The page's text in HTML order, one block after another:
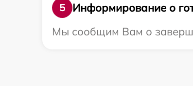
5
Информирование о
Мы сообщим Вам о